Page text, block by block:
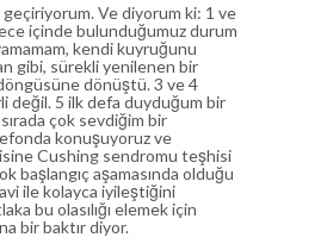
Ve diyorum ki: 1 ve
içinde bulunduğumuz durum
kendi kuyruğunu
gibi, sürekli yenilenen bir
dönüştü. 3 ve 4
değil. 5 ilk defa duyduğum bir
çok sevdiğim bir
konuşuyoruz ve
Cushing sendromu teşhisi
başlangıç aşamasında olduğu
ile kolayca iyileştiğini
bu olasılığı elemek için
bir baktır diyor.